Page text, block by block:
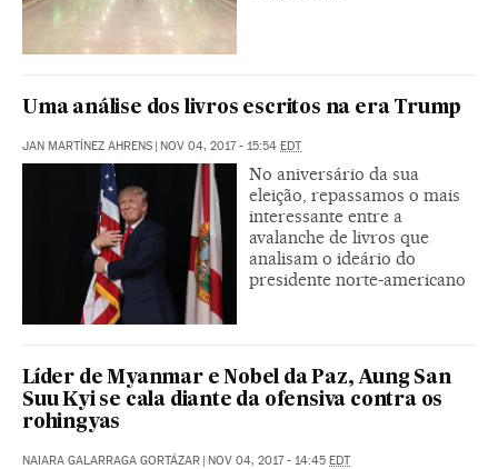
Uma análise dos livros escritos na era Trump
JAN MARTÍNEZ AHRENS | NOV 04, 2017 - 15:54 EDT
No aniversário da sua
eleição, repassamos o mais
interessante entre a
avalanche de livros que
analisam o ideário do
presidente norte-americano
Líder de Myanmar e Nobel da Paz, Aung San
Suu Kyi se cala diante da ofensiva contra os
rohingyas
NAIARA GALARRAGA GORTÁZAR | NOV 04, 2017 - 14:45 EDT